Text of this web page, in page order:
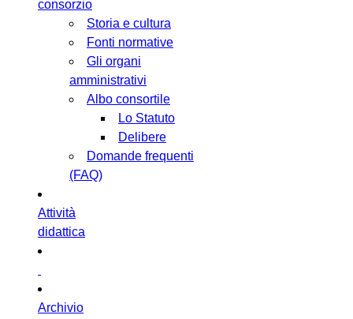
consorzio
Storia e cultura
Fonti normative
Gli organi
amministrativi
Albo consortile
Lo Statuto
Delibere
Domande frequenti
(FAQ)
Attività
didattica
Archivio